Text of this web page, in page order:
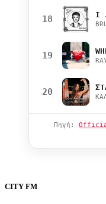
18 I
19
20
Πηγή:
CITY FM